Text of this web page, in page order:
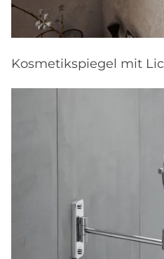
Kosmetikspiegel mit